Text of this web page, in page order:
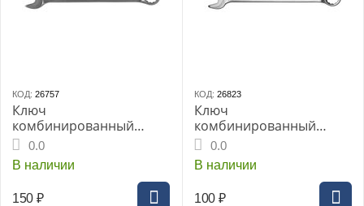
КОД: 26757
Ключ
комбинированный
THORVIK 10мм
CrV(CW00010)
0.0
В наличии
150 ₽
КОД: 26823
Ключ
комбинированный
THORVIK 10мм
CrV(W30010)
0.0
В наличии
100 ₽